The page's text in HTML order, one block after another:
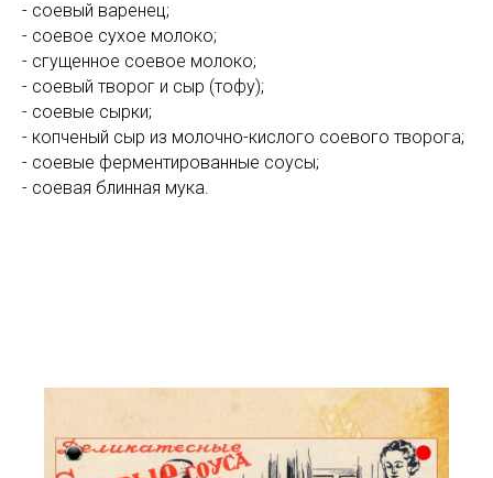
- соевый варенец;
- соевое сухое молоко;
- сгущенное соевое молоко;
- соевый творог и сыр (тофу);
- соевые сырки;
- копченый сыр из молочно-кислого соевого творога;
- соевые ферментированные соусы;
- соевая блинная мука.